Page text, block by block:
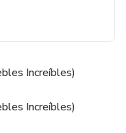
Increíbles)
Increíbles)